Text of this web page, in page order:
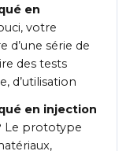
en
votre
d’une série de
des tests
d’utilisation
en injection
Le prototype